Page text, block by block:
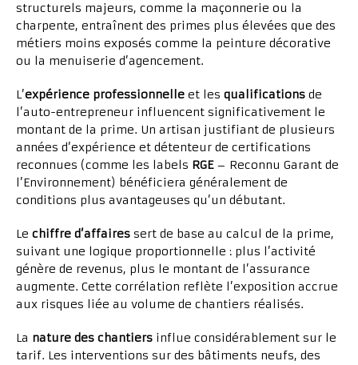
structurels majeurs, comme la maçonnerie ou la
charpente, entraînent des primes plus élevées que des
métiers moins exposés comme la peinture décorative
ou la menuiserie d’agencement.
L’expérience professionnelle et les qualifications de
l’auto-entrepreneur influencent significativement le
montant de la prime. Un artisan justifiant de plusieurs
années d’expérience et détenteur de certifications
reconnues (comme les labels RGE– Reconnu Garant de
l’Environnement) bénéficiera généralement de
conditions plus avantageuses qu’un débutant.
Le chiffre d’affaires sert de base au calcul de la prime,
suivant une logique proportionnelle : plus l’activité
génère de revenus, plus le montant de l’assurance
augmente. Cette corrélation reflète l’exposition accrue
aux risques liée au volume de chantiers réalisés.
La nature des chantiers influe considérablement sur le
tarif. Les interventions sur des bâtiments neufs, des